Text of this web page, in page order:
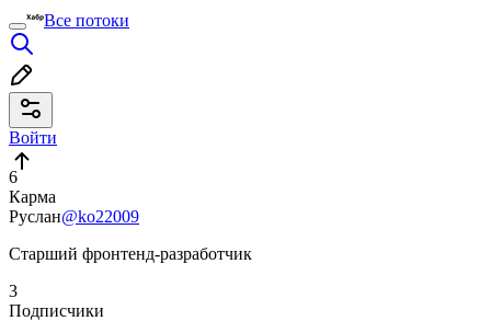
Все потоки
Войти
6
Карма
Руслан@ko22009
Старший фронтенд-разработчик
3
Подписчики